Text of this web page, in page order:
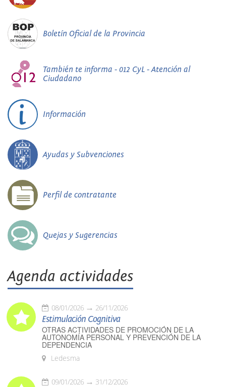
Boletín Oficial de la Provincia
También te informa - 012 CyL - Atención al
Ciudadano
Información
Ayudas y Subvenciones
Perfil de contratante
Quejas y Sugerencias
Agenda actividades
08/01/2026 26/11/2026
Estimulación Cognitiva
OTRAS ACTIVIDADES DE PROMOCIÓN DE LA
AUTONOMÍA PERSONAL Y PREVENCIÓN DE LA
DEPENDENCIA
Ledesma
09/01/2026 31/12/2026